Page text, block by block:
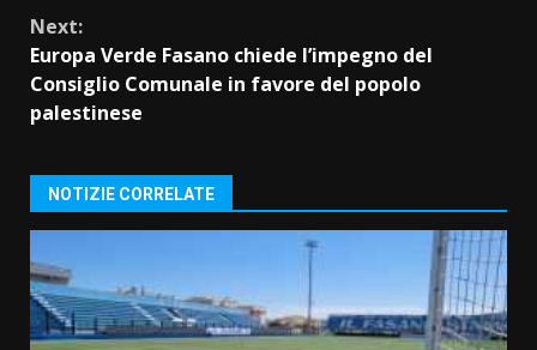
Next:
Europa Verde Fasano chiede l’impegno del
Consiglio Comunale in favore del popolo
palestinese
NOTIZIE CORRELATE